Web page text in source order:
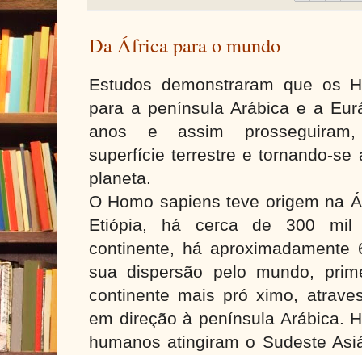
Da África para o mundo
Estudos demonstraram que os
para a península Arábica e a
anos e assim prosseguiram,
superfície terrestre e tornando-se
planeta.
O Homo sapiens teve origem na
Etiópia, há cerca de 300
continente, há
sua dispersão pelo mundo,
continente mais pró ximo,
em direção à península Arábica.
humanos atingiram o Sudeste